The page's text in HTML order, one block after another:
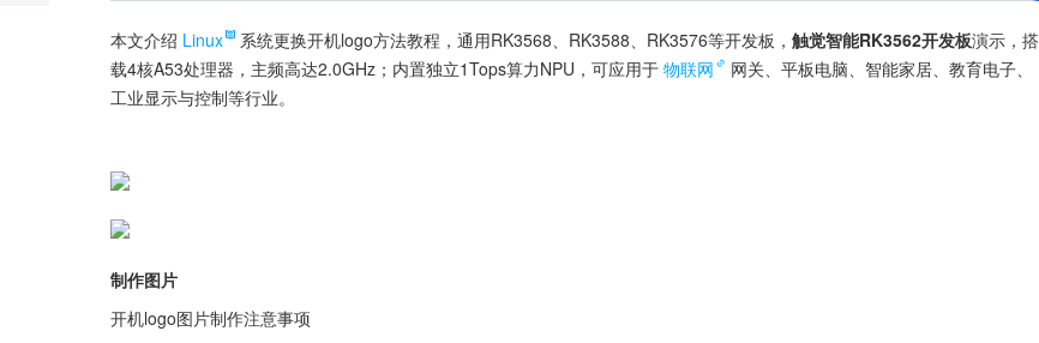
本文介绍 Linux 系统更换开机logo方法教程，通用RK3568、RK3588、RK3576等开发板， 触觉智能RK3562开发板演示，搭
载4核A53处理器，主频高达2.0GHz；内置独立1Tops算力NPU，可应用于 物联网
网关、平板电脑、智能家居、教育电子、
工业显示与控制等行业。
制作图片
开机logo图片制作注意事项